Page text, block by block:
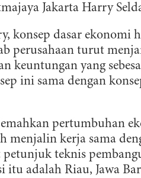
Jakarta Harry
konsep dasar ekonomi
perusahaan turut
keuntungan yang
ini sama dengan
pertumbuhan
menjalin kerja sama
teknis
adalah Riau, Jawa